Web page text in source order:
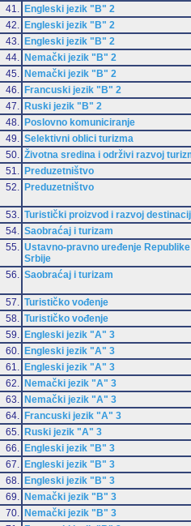
41.
Engleski jezik "B" 2
42.
Engleski jezik "B" 2
43.
Engleski jezik "B" 2
44.
Nemački jezik "B" 2
45.
Nemački jezik "B" 2
46.
Francuski jezik "B" 2
47.
Ruski jezik "B" 2
48.
Poslovno komuniciranje
49.
Selektivni oblici turizma
50.
Životna sredina i održivi razvoj
51.
Preduzetništvo
52.
Preduzetništvo
53.
Turistički proizvod i razvoj
54.
Saobraćaj i turizam
55.
Ustavno-pravno uređenje Republike
Srbije
56.
Saobraćaj i turizam
57.
Turističko vođenje
58.
Turističko vođenje
59.
Engleski jezik "A" 3
60.
Engleski jezik "A" 3
61.
Engleski jezik "A" 3
62.
Nemački jezik "A" 3
63.
Nemački jezik "A" 3
64.
Francuski jezik "A" 3
65.
Ruski jezik "A" 3
66.
Engleski jezik "B" 3
67.
Engleski jezik "B" 3
68.
Engleski jezik "B" 3
69.
Nemački jezik "B" 3
70.
Nemački jezik "B" 3